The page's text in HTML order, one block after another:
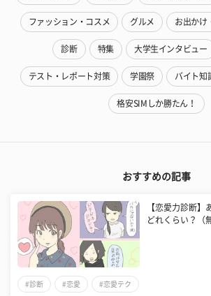
ファッション・コスメ グルメ お出かけ
診断 特集 大学生インタビュー
テスト・レポート対策 学園祭 バイト知
格安SIMしか勝たん！
おすすめの記事
【恋愛力診断】
どれくらい？（
#診断 #恋愛 #恋愛テク